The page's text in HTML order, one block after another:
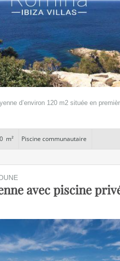
d’environ 120 m2 située en
m² Piscine communautaire
avec piscine